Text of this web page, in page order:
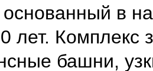
в
лет. Комплекс
башни,